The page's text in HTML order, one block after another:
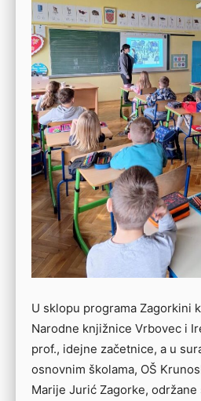
U sklopu programa Zagorkini
Narodne knjižnice Vrbovec i
prof., idejne začetnice, a u
osnovnim školama, OŠ
Marije Jurić Zagorke,